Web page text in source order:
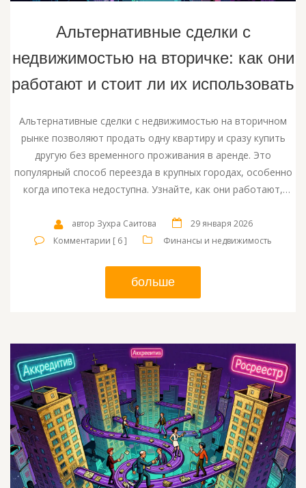
Альтернативные сделки с
недвижимостью на вторичке: как они
работают и стоит ли их использовать
Альтернативные сделки с недвижимостью на вторичном
рынке позволяют продать одну квартиру и сразу купить
другую без временного проживания в аренде. Это
популярный способ переезда в крупных городах, особенно
когда ипотека недоступна. Узнайте, как они работают,
автор Зухра Саитова
29 января 2026
Комментарии [ 6 ]
Финансы и недвижимость
больше